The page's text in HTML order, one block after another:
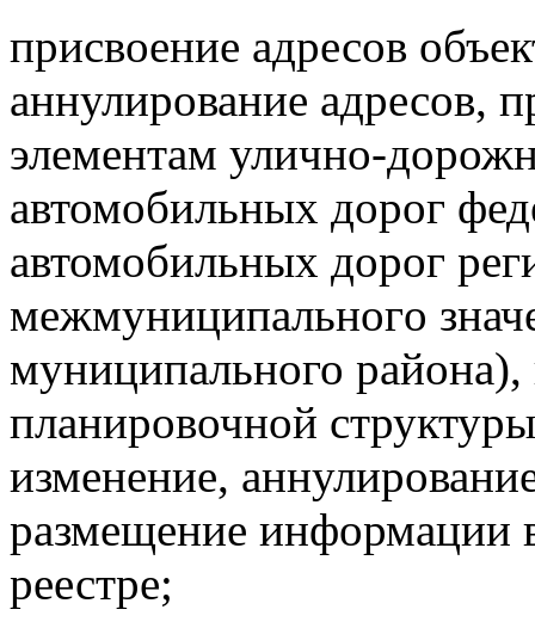
присвоение адресов
аннулирование адресов,
элементам улично-
автомобильных дорог
автомобильных дорог
межмуниципального
муниципального
планировочной
изменение,
размещение информации
реестре;